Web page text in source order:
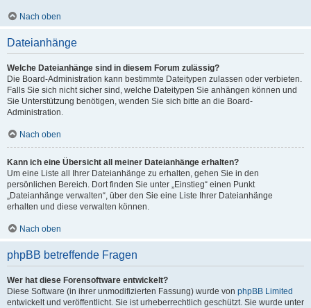
Nach oben
Dateianhänge
Welche Dateianhänge sind in diesem Forum zulässig?
Die Board-Administration kann bestimmte Dateitypen zulassen oder verbieten.
Falls Sie sich nicht sicher sind, welche Dateitypen Sie anhängen können und
Sie Unterstützung benötigen, wenden Sie sich bitte an die Board-
Administration.
Nach oben
Kann ich eine Übersicht all meiner Dateianhänge erhalten?
Um eine Liste all Ihrer Dateianhänge zu erhalten, gehen Sie in den
persönlichen Bereich. Dort finden Sie unter „Einstieg“ einen Punkt
„Dateianhänge verwalten“, über den Sie eine Liste Ihrer Dateianhänge
erhalten und diese verwalten können.
Nach oben
phpBB betreffende Fragen
Wer hat diese Forensoftware entwickelt?
Diese Software (in ihrer unmodifizierten Fassung) wurde von phpBB Limited
entwickelt und veröffentlicht. Sie ist urheberrechtlich geschützt. Sie wurde unter